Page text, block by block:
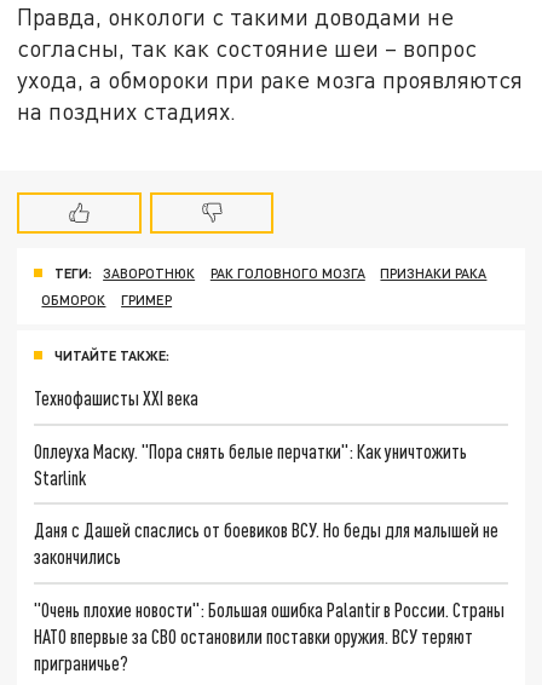
Правда, онкологи с такими доводами не
согласны, так как состояние шеи – вопрос
ухода, а обмороки при раке мозга проявляются
на поздних стадиях.
ТЕГИ: ЗАВОРОТНЮК РАК ГОЛОВНОГО МОЗГА
ПРИЗНАКИ РАКА
ОБМОРОК
ГРИМЕР
ЧИТАЙТЕ ТАКЖЕ:
Технофашисты XXI века
Оплеуха Маску. "Пора снять белые перчатки": Как уничтожить
Starlink
Даня с Дашей спаслись от боевиков ВСУ. Но беды для малышей не
закончились
"Очень плохие новости": Большая ошибка Palantir в России. Страны
НАТО впервые за СВО остановили поставки оружия. ВСУ теряют
приграничье?